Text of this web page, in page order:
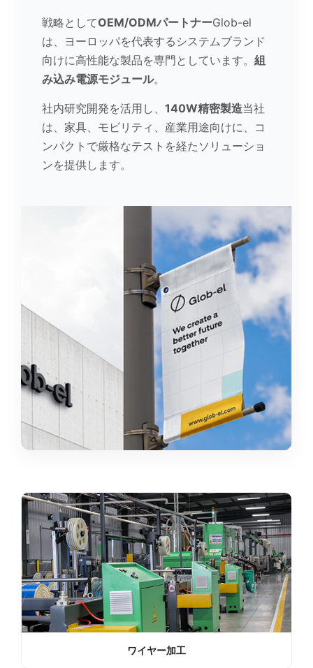
戦略としてOEM/ODMパートナーGlob-el
は、ヨーロッパを代表するシステムブランド
向けに高性能な製品を専門としています。 組
み込み電源モジュール。
社内研究開発を活用し、 140W精密製造当社
は、家具、モビリティ、産業用途向けに、コ
ンパクトで厳格なテストを経たソリューショ
ンを提供します。
ワイヤー加工